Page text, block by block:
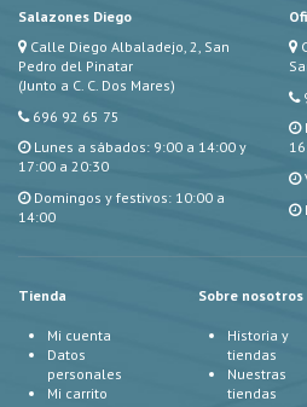
Salazones Diego
Calle Diego Albaladejo, 2, San
Pedro del Pinatar
(Junto a C. C. Dos Mares)
696 92 65 75
Lunes a sábados: 9:00 a 14:00 y
17:00 a 20:30
Domingos y festivos: 10:00 a
14:00
Tienda
Mi cuenta
Datos
personales
Mi carrito
Sobre nosotros
Historia y
tiendas
Nuestras
tiendas